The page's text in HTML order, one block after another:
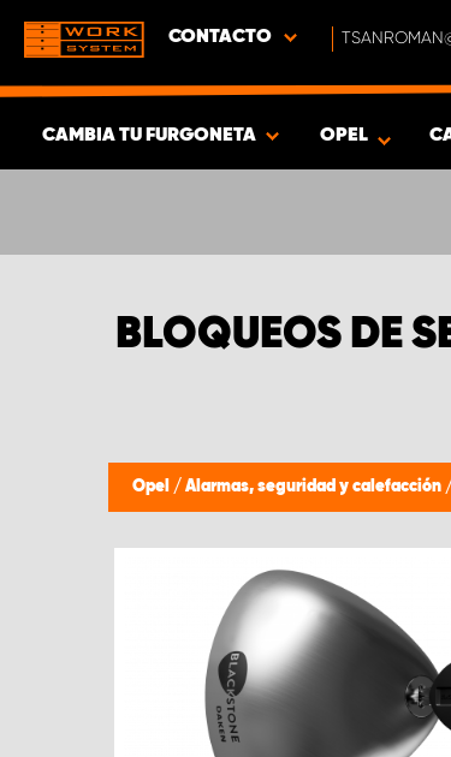
CONTACTO
CAMBIA TU FURGONETA
PRODUCTOS
OPEL
BLOQUEOS DE
Opel / Alarmas, seguridad y calefacción /